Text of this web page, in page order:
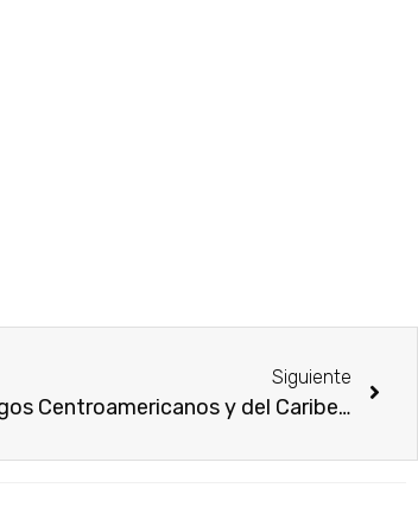
Siguiente
Entrevista para Los próximos XXV Juegos Centroamericanos y del Caribe 2026, Santo Domingo.